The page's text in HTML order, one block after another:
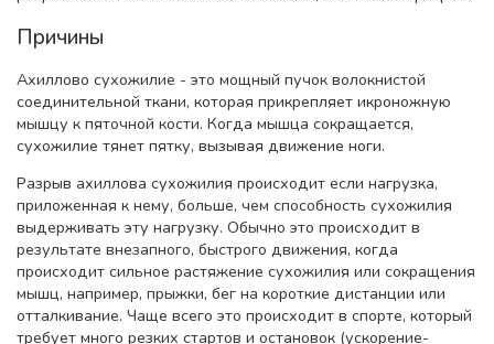
Причины
Ахиллово сухожилие - это мощный пучок волокнистой
соединительной ткани, которая прикрепляет икроножную
мышцу к пяточной кости. Когда мышца сокращается,
сухожилие тянет пятку, вызывая движение ноги.
Разрыв ахиллова сухожилия происходит если нагрузка,
приложенная к нему, больше, чем способность сухожилия
выдерживать эту нагрузку. Обычно это происходит в
результате внезапного, быстрого движения, когда
происходит сильное растяжение сухожилия или сокращения
мышц, например, прыжки, бег на короткие дистанции или
отталкивание. Чаще всего это происходит в спорте, который
требует много резких стартов и остановок (ускорение-